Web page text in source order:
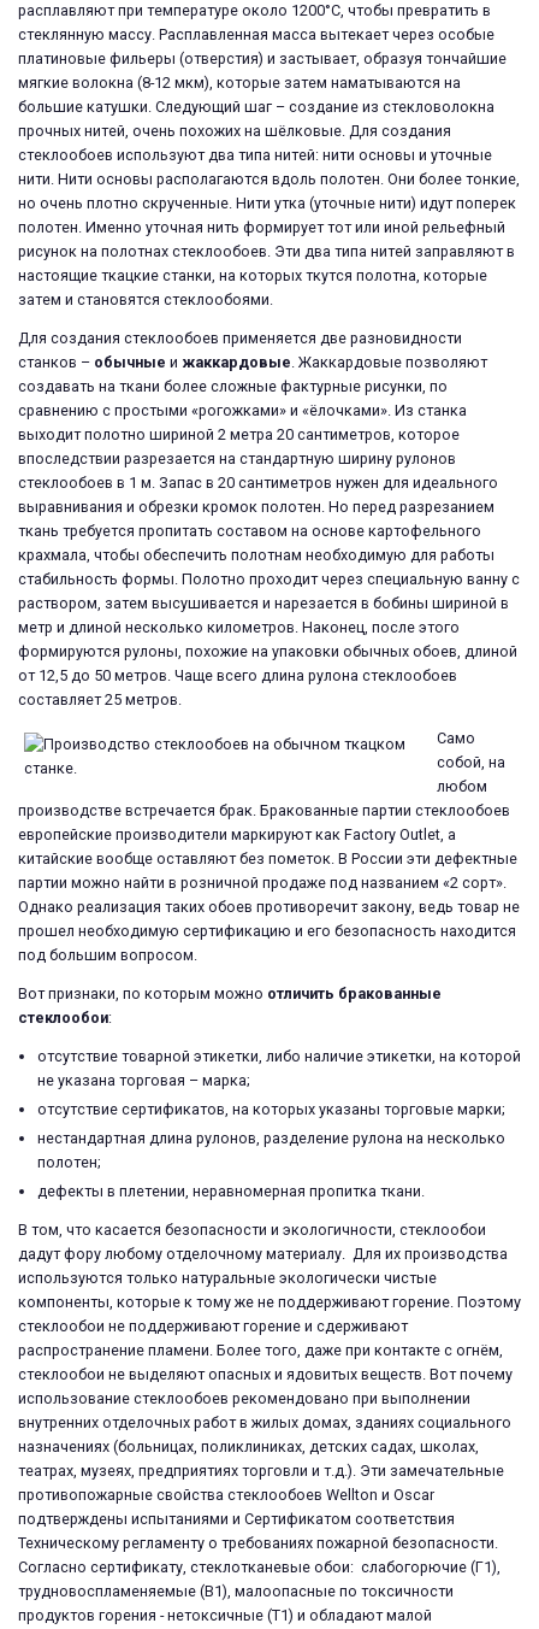
расплавляют при температуре около 1200°С, чтобы превратить в
стеклянную массу. Расплавленная масса вытекает через особые
платиновые фильеры (отверстия) и застывает, образуя тончайшие
мягкие волокна (8-12 мкм), которые затем наматываются на
большие катушки. Следующий шаг – создание из стекловолокна
прочных нитей, очень похожих на шёлковые. Для создания
стеклообоев используют два типа нитей: нити основы и уточные
нити. Нити основы располагаются вдоль полотен. Они более тонкие,
но очень плотно скрученные. Нити утка (уточные нити) идут поперек
полотен. Именно уточная нить формирует тот или иной рельефный
рисунок на полотнах стеклообоев. Эти два типа нитей заправляют в
настоящие ткацкие станки, на которых ткутся полотна, которые
затем и становятся стеклообоями.
Для создания стеклообоев применяется две разновидности
станков – обычные и жаккардовые. Жаккардовые позволяют
создавать на ткани более сложные фактурные рисунки, по
сравнению с простыми «рогожками» и «ёлочками». Из станка
выходит полотно шириной 2 метра 20 сантиметров, которое
впоследствии разрезается на стандартную ширину рулонов
стеклообоев в 1 м. Запас в 20 сантиметров нужен для идеального
выравнивания и обрезки кромок полотен. Но перед разрезанием
ткань требуется пропитать составом на основе картофельного
крахмала, чтобы обеспечить полотнам необходимую для работы
стабильность формы. Полотно проходит через специальную ванну с
раствором, затем высушивается и нарезается в бобины шириной в
метр и длиной несколько километров. Наконец, после этого
формируются рулоны, похожие на упаковки обычных обоев, длиной
от 12,5 до 50 метров. Чаще всего длина рулона стеклообоев
составляет 25 метров.
Само
собой, на
любом
производстве встречается брак. Бракованные партии стеклообоев
европейские производители маркируют как Factory Outlet, а
китайские вообще оставляют без пометок. В России эти дефектные
партии можно найти в розничной продаже под названием «2 сорт».
Однако реализация таких обоев противоречит закону, ведь товар не
прошел необходимую сертификацию и его безопасность находится
под большим вопросом.
Вот признаки, по которым можно отличить бракованные
стеклообои:
отсутствие товарной этикетки, либо наличие этикетки, на которой
не указана торговая – марка;
отсутствие сертификатов, на которых указаны торговые марки;
нестандартная длина рулонов, разделение рулона на несколько
полотен;
дефекты в плетении, неравномерная пропитка ткани.
В том, что касается безопасности и экологичности, стеклообои
дадут фору любому отделочному материалу. Для их производства
используются только натуральные экологически чистые
компоненты, которые к тому же не поддерживают горение. Поэтому
стеклообои не поддерживают горение и сдерживают
распространение пламени. Более того, даже при контакте с огнём,
стеклообои не выделяют опасных и ядовитых веществ. Вот почему
использование стеклообоев рекомендовано при выполнении
внутренних отделочных работ в жилых домах, зданиях социального
назначениях (больницах, поликлиниках, детских садах, школах,
театрах, музеях, предприятиях торговли и т.д.). Эти замечательные
противопожарные свойства стеклообоев Wellton и Oscar
подтверждены испытаниями и Сертификатом соответствия
Техническому регламенту о требованиях пожарной безопасности.
Согласно сертификату, стеклотканевые обои: слабогорючие (Г1),
трудновоспламеняемые (В1), малоопасные по токсичности
продуктов горения - нетоксичные (Т1) и обладают малой